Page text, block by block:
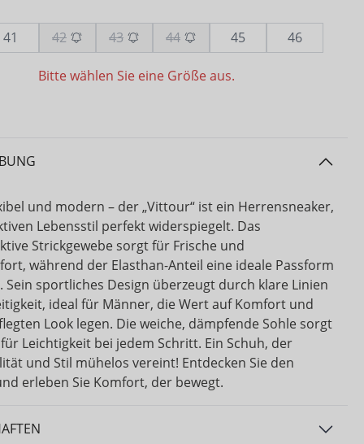
41 42 43 44 45 46
Bitte wählen Sie eine Größe aus.
und modern – der „Vittour“ ist ein Herrensneaker,
Lebensstil perfekt widerspiegelt. Das
Strickgewebe sorgt für Frische und
während der Elasthan-Anteil eine ideale Passform
Sein sportliches Design überzeugt durch klare Linien
ideal für Männer, die Wert auf Komfort und
Look legen. Die weiche, dämpfende Sohle sorgt
Leichtigkeit bei jedem Schritt. Ein Schuh, der
und Stil mühelos vereint! Entdecken Sie den
erleben Sie Komfort, der bewegt.